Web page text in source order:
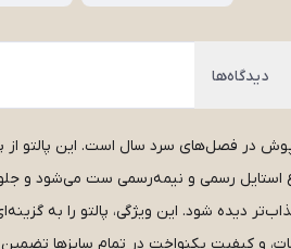
دیدگاه‌ها
در فصل‌های سرد سال است. این پالتو
استایل رسمی و نیمه‌رسمی ست می‌شود و
دیده شود. این ویژگی، پالتو را به
و کیفیت یکنواخت در تمام سایزها